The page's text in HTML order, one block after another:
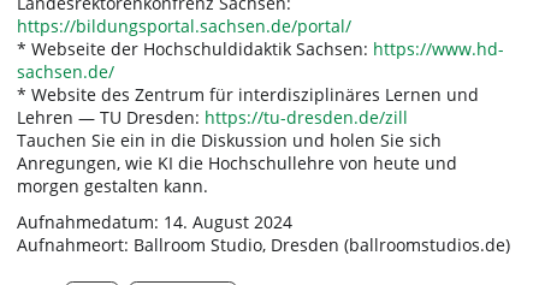
https://bildungsportal.sachsen.de/portal/
* Webseite der Hochschuldidaktik Sachsen: https://www.hd-
sachsen.de/
* Website des Zentrum für interdisziplinäres Lernen und
Lehren — TU Dresden: https://tu-dresden.de/zill
Tauchen Sie ein in die Diskussion und holen Sie sich
Anregungen, wie KI die Hochschullehre von heute und
morgen gestalten kann.
Aufnahmedatum: 14. August 2024
Aufnahmeort: Ballroom Studio, Dresden (ballroomstudios.de)